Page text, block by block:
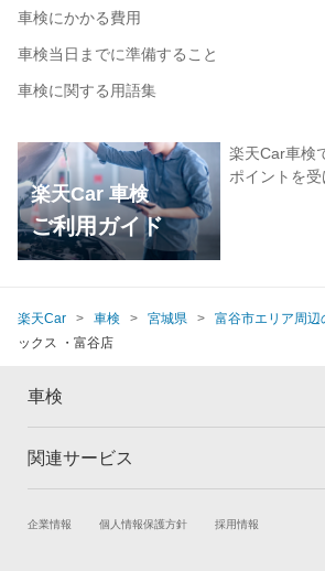
車検にかかる費用
車検当日までに準備すること
車検に関する用語集
楽天Car 車検
ご利用ガイド
楽天Car車検
ポイントを受
楽天Car 車検 宮城県 富谷市エリア周辺
ックス ・富谷店
車検
トップ
車検の基礎知識 キャンペー
関連サービス
試乗・商談 新車購入
企業情報 個人情報保護方針 採用情報